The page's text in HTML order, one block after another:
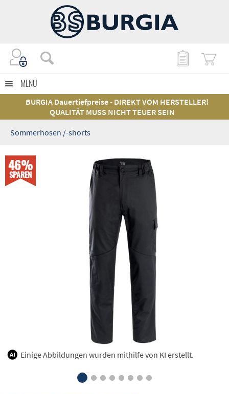
MENÜ
BURGIA Dauertiefpreise - DIREKT VOM HERSTELLER!
QUALITÄT MUSS NICHT TEUER SEIN
Sommerhosen /-shorts
46%
SPAREN
Einige Abbildungen wurden mithilfe von KI erstellt.